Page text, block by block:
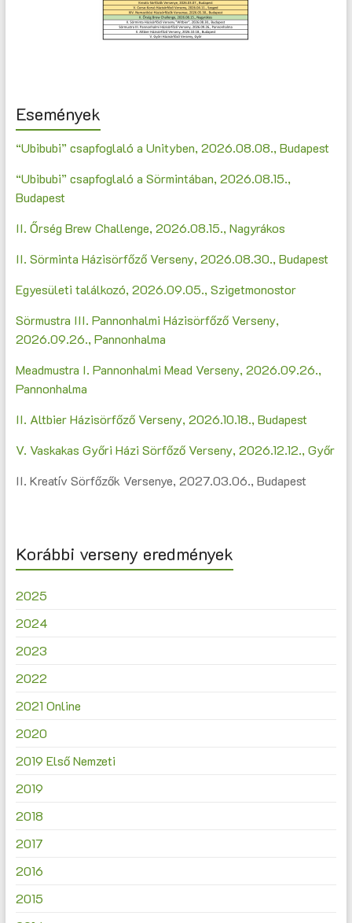
Események
“Ubibubi” csapfoglaló a Unityben, 2026.08.08., Budapest
“Ubibubi” csapfoglaló a Sörmintában, 2026.08.15.,
Budapest
II. Őrség Brew Challenge, 2026.08.15., Nagyrákos
II. Sörminta Házisörfőző Verseny, 2026.08.30., Budapest
Egyesületi találkozó, 2026.09.05., Szigetmonostor
Sörmustra III. Pannonhalmi Házisörfőző Verseny,
2026.09.26., Pannonhalma
Meadmustra I. Pannonhalmi Mead Verseny, 2026.09.26.,
Pannonhalma
II. Altbier Házisörfőző Verseny, 2026.10.18., Budapest
V. Vaskakas Győri Házi Sörfőző Verseny, 2026.12.12., Győr
II. Kreatív Sörfőzők Versenye, 2027.03.06., Budapest
Korábbi verseny eredmények
2025
2024
2023
2022
2021 Online
2020
2019 Első Nemzeti
2019
2018
2017
2016
2015